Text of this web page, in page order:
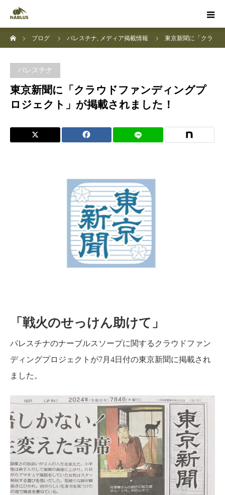
ブログ
パレスチナ, メディア掲載情報 東京新聞に「クラ
パレスチナ
東京新聞に「クラウドファンディングプ
ロジェクト」が掲載されました！
「戦火のせっけん助けて」
パレスチナのナーブルスソープに関するクラウドファン
ディングプロジェクトが7月4日付の東京新聞に掲載され
ました。